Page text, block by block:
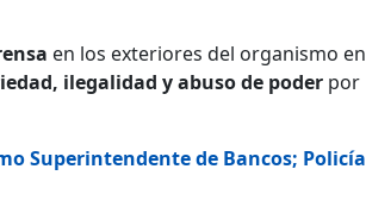
en los exteriores del organismo en
ilegalidad y abuso de poder por
Superintendente de Bancos; Policía